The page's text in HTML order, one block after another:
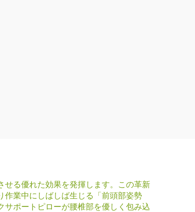
せる優れた効果を発揮します。この革新
作業中にしばしば生じる「前頭部姿勢
サポートピローが腰椎部を優しく包み込